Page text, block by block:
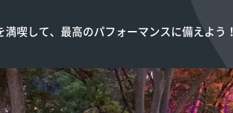
喫して、最高のパフォーマンスに備えよう